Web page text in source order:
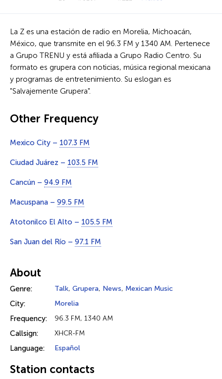
La Z es una estación de radio en Morelia, Michoacán,
México, que transmite en el 96.3 FM y 1340 AM. Pertenece
a Grupo TRENU y está afiliada a Grupo Radio Centro. Su
formato es grupera con noticias, música regional mexicana
y programas de entretenimiento. Su eslogan es
"Salvajemente Grupera".
Other Frequency
Mexico City – 107.3 FM
Ciudad Juárez – 103.5 FM
Cancún – 94.9 FM
Macuspana – 99.5 FM
Atotonilco El Alto – 105.5 FM
San Juan del Río – 97.1 FM
About
Genre: Talk, Grupera, News, Mexican Music
City: Morelia
Frequency: 96.3 FM, 1340 AM
Callsign: XHCR-FM
Language: Español
Station contacts